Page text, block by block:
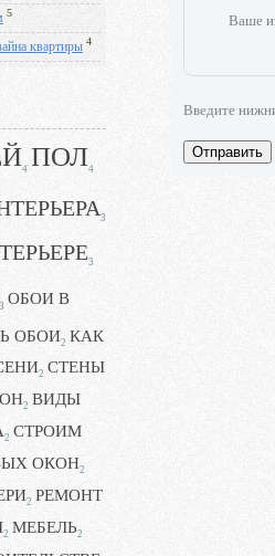
5
квартиры 4
4 ПОЛ4
3
3
3 ОБОИ В
ОБОИ2 КАК
2 СТЕНЫ
2 ВИДЫ
2 СТРОИМ
ОКОН2
2 РЕМОНТ
2 МЕБЕЛЬ2
Ваше
Введите
Отправить